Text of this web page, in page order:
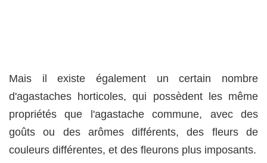
Mais il existe également un certain nombre
d'agastaches horticoles, qui possèdent les même
propriétés que l'agastache commune, avec des
goûts ou des arômes différents, des fleurs de
couleurs différentes, et des fleurons plus imposants.